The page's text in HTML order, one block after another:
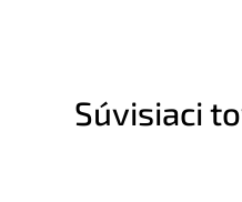
Súvisiaci